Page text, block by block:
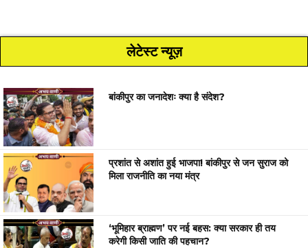
लेटेस्ट न्यूज़
बांकीपुर का जनादेशः क्या है संदेश?
प्रशांत से अशांत हुई भाजपा! बांकीपुर से जन सुराज को
मिला राजनीति का नया मंत्र
‘भूमिहार ब्राह्मण’ पर नई बहस: क्या सरकार ही तय
करेगी किसी जाति की पहचान?